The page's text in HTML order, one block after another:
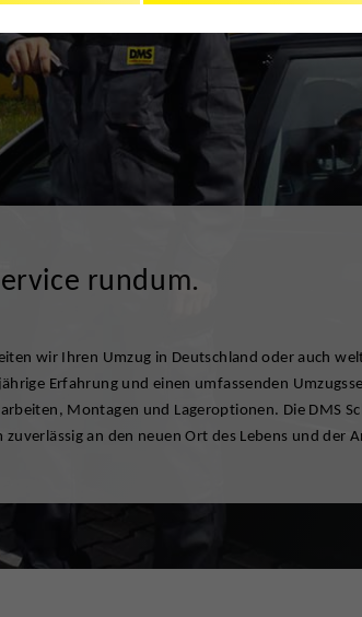
rundum.
zuverlässig an den neuen Ort des Lebens und der